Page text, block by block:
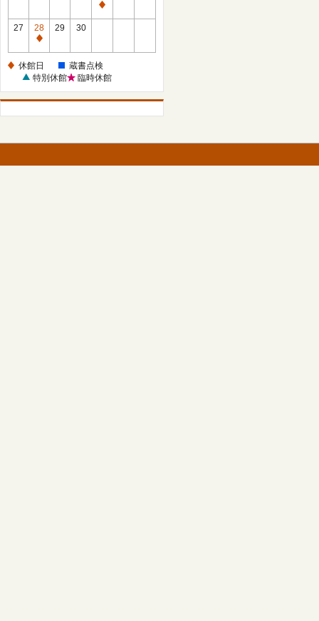
休
27
28
休
日
29 30
休館日
蔵書点検
特別休館
臨時休館